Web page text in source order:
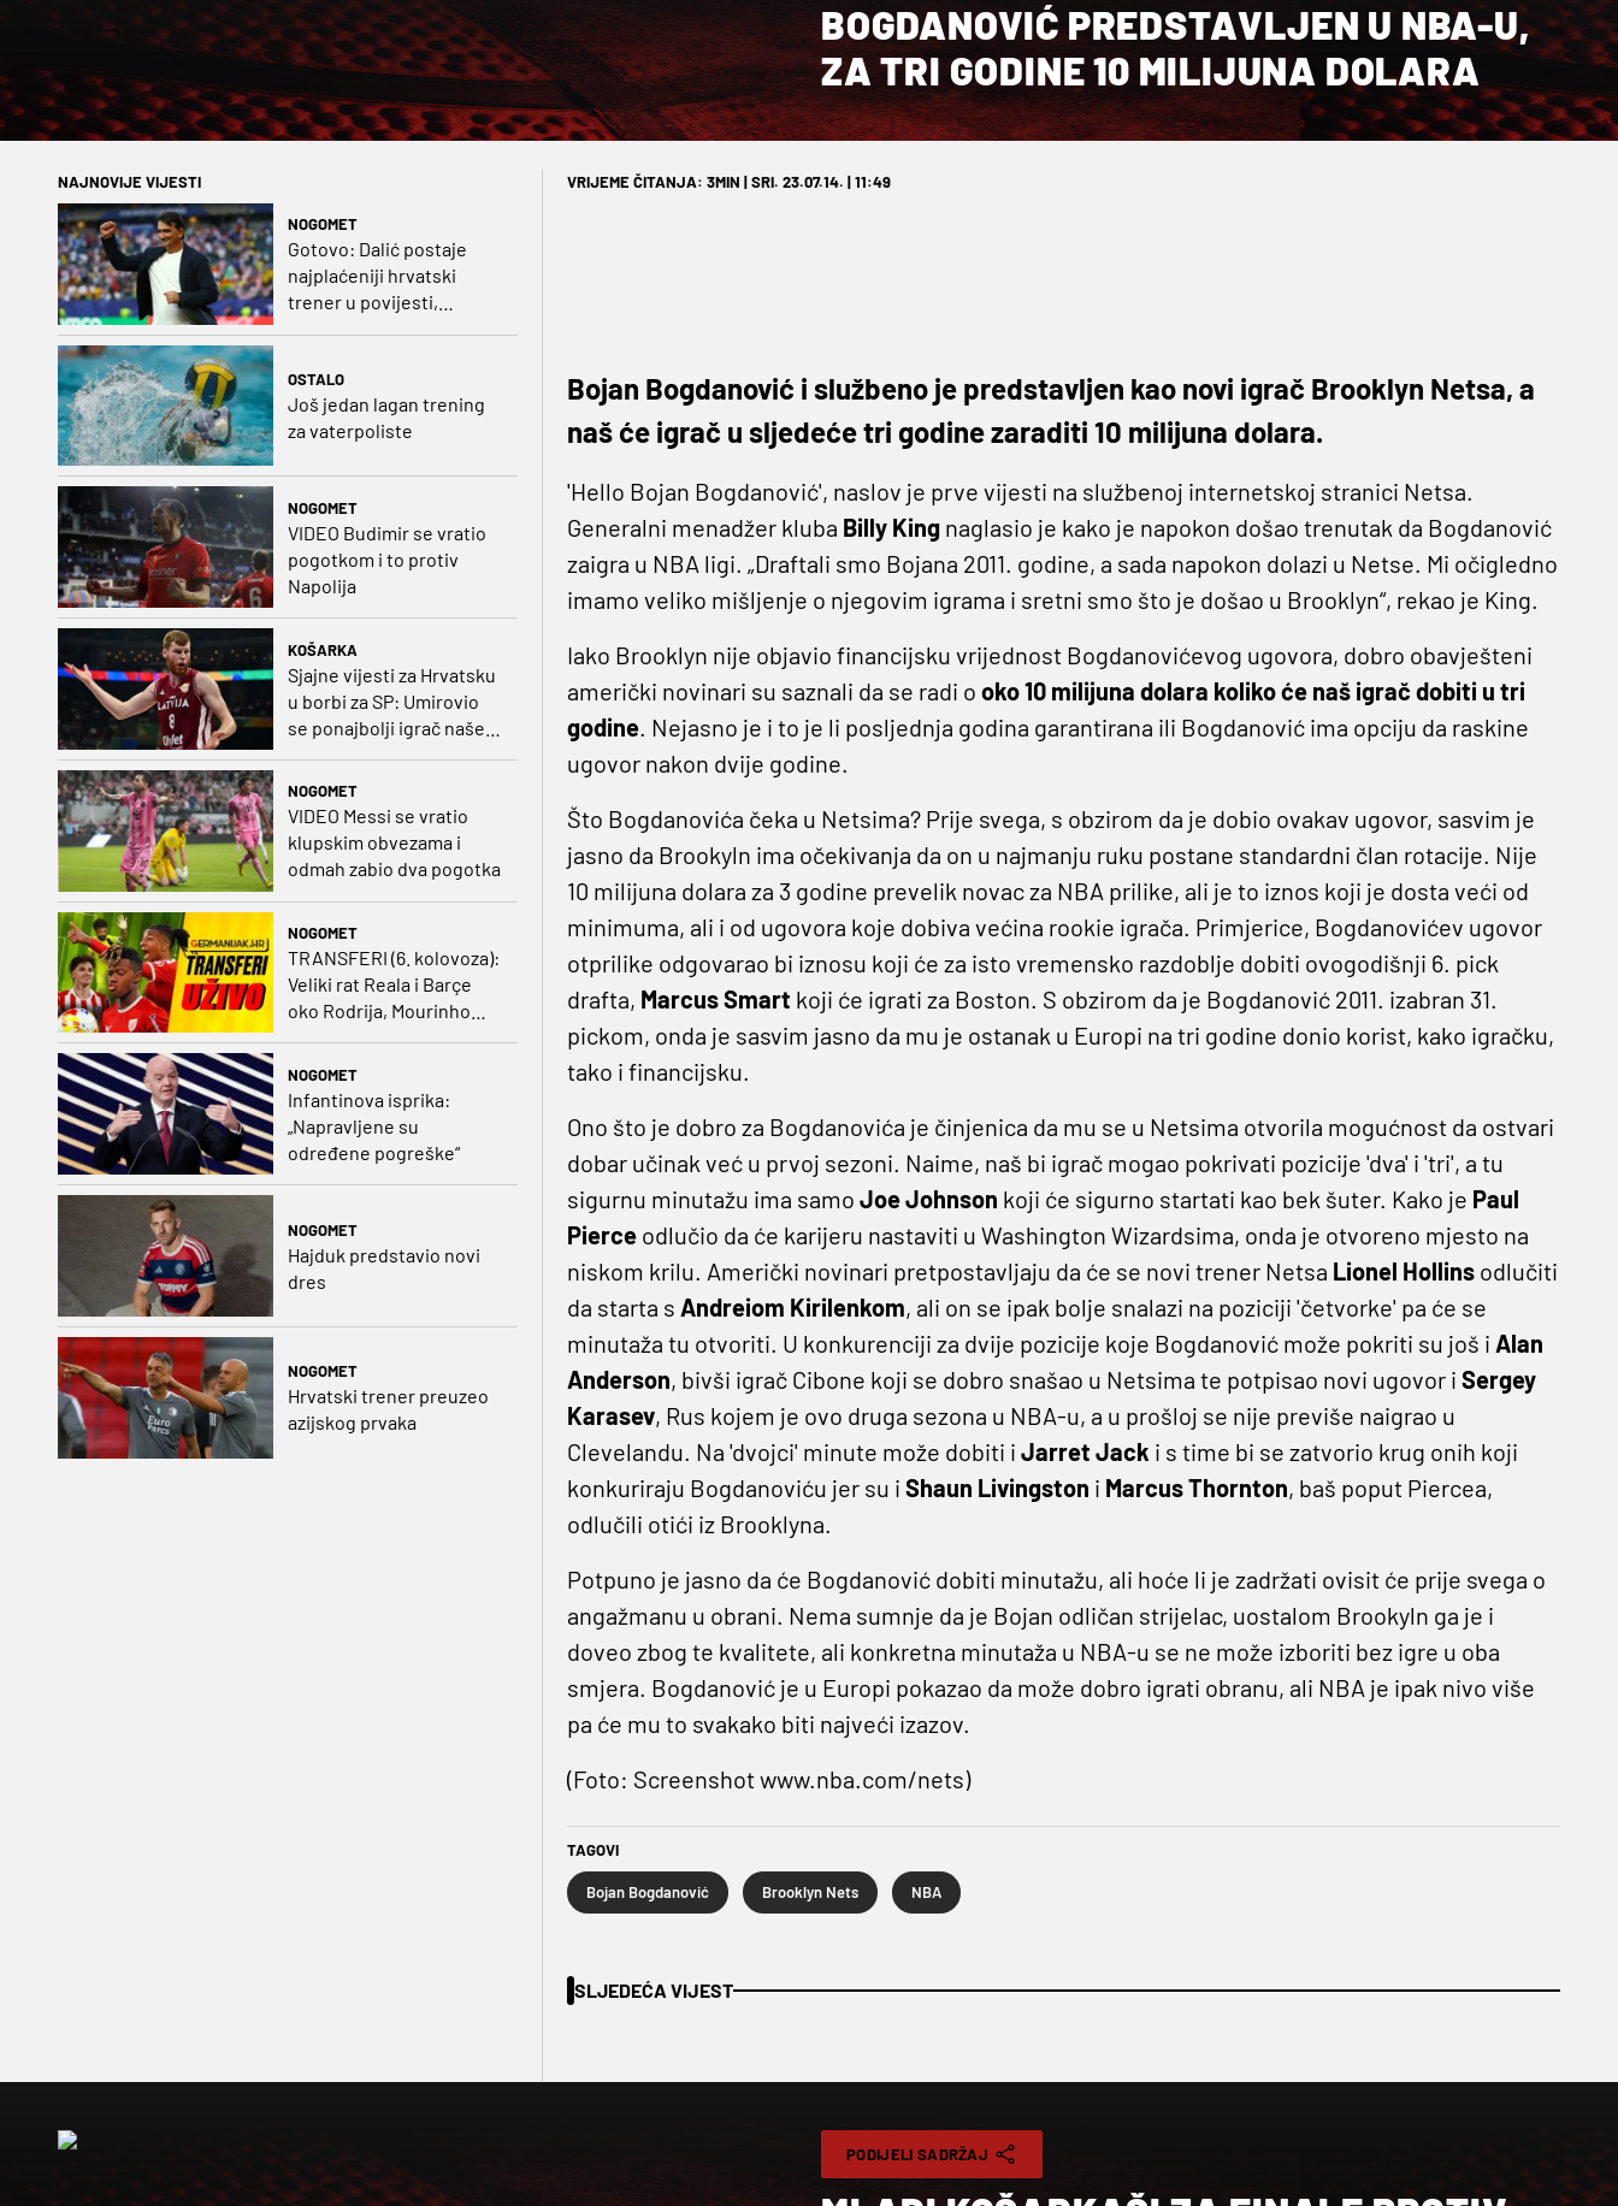
BOGDANOVIĆ PREDSTAVLJEN U NBA-U,
ZA TRI GODINE 10 MILIJUNA DOLARA
NAJNOVIJE VIJESTI
NOGOMET
Gotovo: Dalić postaje
najplaćeniji hrvatski
trener u povijesti,
OSTALO
Još jedan lagan trening
za vaterpoliste
NOGOMET
VIDEO Budimir se vratio
pogotkom i to protiv
Napolija
KOŠARKA
Sjajne vijesti za Hrvatsku
u borbi za SP: Umirovio
se ponajbolji igrač našeg
NOGOMET
VIDEO Messi se vratio
klupskim obvezama i
odmah zabio dva pogotka
NOGOMET
TRANSFERI (6. kolovoza):
Veliki rat Reala i Barçe
oko Rodrija, Mourinho
nagovorio Viniciusa na
NOGOMET
Infantinova isprika:
„Napravljene su
određene pogreške“
NOGOMET
Hajduk predstavio novi
dres
NOGOMET
Hrvatski trener preuzeo
azijskog prvaka
VRIJEME ČITANJA: 3MIN | SRI. 23.07.14. | 11:49
Bojan Bogdanović i službeno je predstavljen kao novi igrač Brooklyn Netsa, a
naš će igrač u sljedeće tri godine zaraditi 10 milijuna dolara.
'Hello Bojan Bogdanović', naslov je prve vijesti na službenoj internetskoj stranici Netsa.
Generalni menadžer kluba Billy Kingnaglasio je kako je napokon došao trenutak da Bogdanović
zaigra u NBA ligi. „Draftali smo Bojana 2011. godine, a sada napokon dolazi u Netse. Mi očigledno
imamo veliko mišljenje o njegovim igrama i sretni smo što je došao u Brooklyn“, rekao je King.
Iako Brooklyn nije objavio financijsku vrijednost Bogdanovićevog ugovora, dobro obavješteni
američki novinari su saznali da se radi o oko 10 milijuna dolara koliko će naš igrač dobiti u tri
godine. Nejasno je i to je li posljednja godina garantirana ili Bogdanović ima opciju da raskine
ugovor nakon dvije godine.
Što Bogdanovića čeka u Netsima? Prije svega, s obzirom da je dobio ovakav ugovor, sasvim je
jasno da Brookyln ima očekivanja da on u najmanju ruku postane standardni član rotacije. Nije
10 milijuna dolara za 3 godine prevelik novac za NBA prilike, ali je to iznos koji je dosta veći od
minimuma, ali i od ugovora koje dobiva većina rookie igrača. Primjerice, Bogdanovićev ugovor
otprilike odgovarao bi iznosu koji će za isto vremensko razdoblje dobiti ovogodišnji 6. pick
drafta, Marcus Smart koji će igrati za Boston. S obzirom da je Bogdanović 2011. izabran 31.
pickom, onda je sasvim jasno da mu je ostanak u Europi na tri godine donio korist, kako igračku,
tako i financijsku.
Ono što je dobro za Bogdanovića je činjenica da mu se u Netsima otvorila mogućnost da ostvari
dobar učinak već u prvoj sezoni. Naime, naš bi igrač mogao pokrivati pozicije 'dva' i 'tri', a tu
sigurnu minutažu ima samo Joe Johnson koji će sigurno startati kao bek šuter. Kako je Paul
Pierceodlučio da će karijeru nastaviti u Washington Wizardsima, onda je otvoreno mjesto na
niskom krilu. Američki novinari pretpostavljaju da će se novi trener Netsa Lionel Hollinsodlučiti
da starta s Andreiom Kirilenkom, ali on se ipak bolje snalazi na poziciji 'četvorke' pa će se
minutaža tu otvoriti. U konkurenciji za dvije pozicije koje Bogdanović može pokriti su još i Alan
Anderson, bivši igrač Cibone koji se dobro snašao u Netsima te potpisao novi ugovor i Sergey
Karasev, Rus kojem je ovo druga sezona u NBA-u, a u prošloj se nije previše naigrao u
Clevelandu. Na 'dvojci' minute može dobiti i Jarret Jack i s time bi se zatvorio krug onih koji
konkuriraju Bogdanoviću jer su i Shaun Livingston i Marcus Thornton, baš poput Piercea,
odlučili otići iz Brooklyna.
Potpuno je jasno da će Bogdanović dobiti minutažu, ali hoće li je zadržati ovisit će prije svega o
angažmanu u obrani. Nema sumnje da je Bojan odličan strijelac, uostalom Brookyln ga je i
doveo zbog te kvalitete, ali konkretna minutaža u NBA-u se ne može izboriti bez igre u oba
smjera. Bogdanović je u Europi pokazao da može dobro igrati obranu, ali NBA je ipak nivo više
pa će mu to svakako biti najveći izazov.
(Foto: Screenshot www.nba.com/nets)
TAGOVI
Bojan Bogdanović Brooklyn Nets NBA
SLJEDEĆA VIJEST
PODIJELI SADRŽAJ